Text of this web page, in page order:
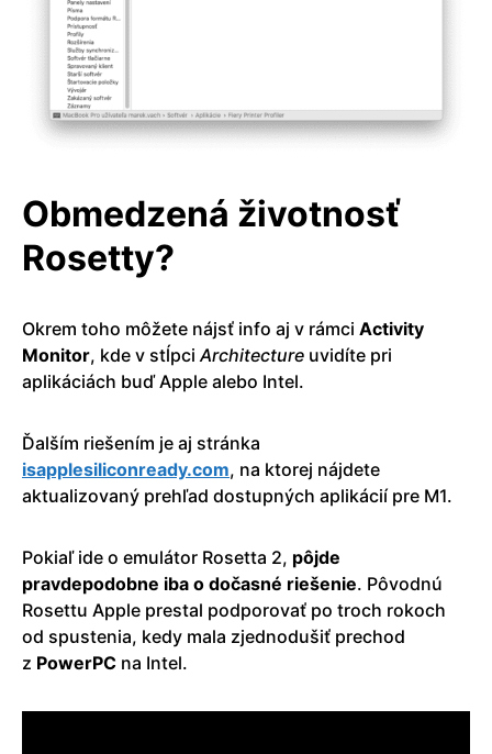
Obmedzená životnosť
Rosetty?
Okrem toho môžete nájsť info aj v rámci Activity
Monitor, kde v stĺpci Architecture uvidíte pri
aplikáciách buď Apple alebo Intel.
Ďalším riešením je aj stránka
isapplesiliconready.com, na ktorej nájdete
aktualizovaný prehľad dostupných aplikácií pre M1.
Pokiaľ ide o emulátor Rosetta 2, pôjde
pravdepodobne iba o dočasné riešenie. Pôvodnú
Rosettu Apple prestal podporovať po troch rokoch
od spustenia, kedy mala zjednodušiť prechod
z PowerPC na Intel.